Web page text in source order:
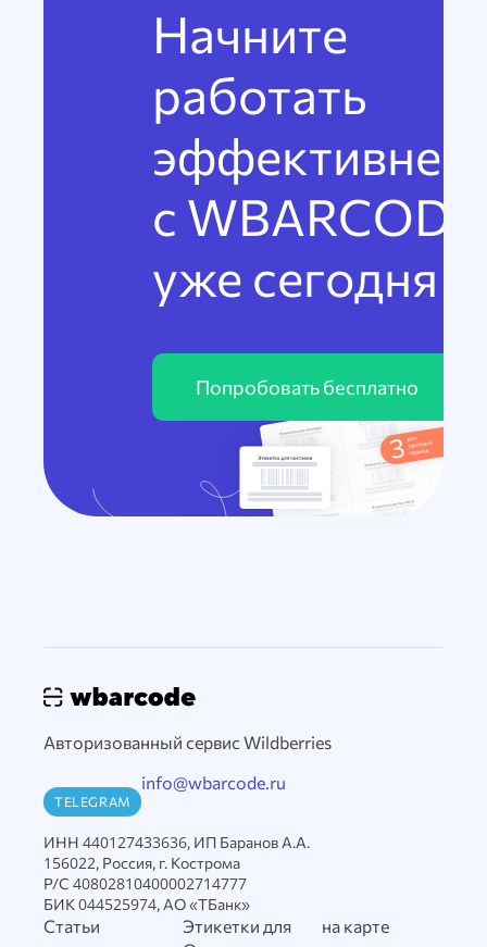
Начните
работать
эффективнее
с WBARCODE
уже сегодня
Попробовать бесплатно
Авторизованный сервис Wildberries
TELEGRAM
info@wbarcode.ru
ИНН 440127433636, ИП Баранов А.А.
156022, Россия, г. Кострома
Р/С 40802810400002714777
БИК 044525974, АО «ТБанк»
Статьи
Этикетки для
на карте